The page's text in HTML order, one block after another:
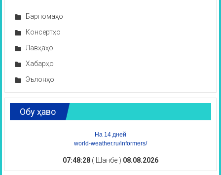
Барномаҳо
Консертҳо
Лавҳаҳо
Хабарҳо
Эълонҳо
Обу ҳаво
На 14 дней
world-weather.ru/informers/
07:48:29 ( Шанбе ) 08.08.2026